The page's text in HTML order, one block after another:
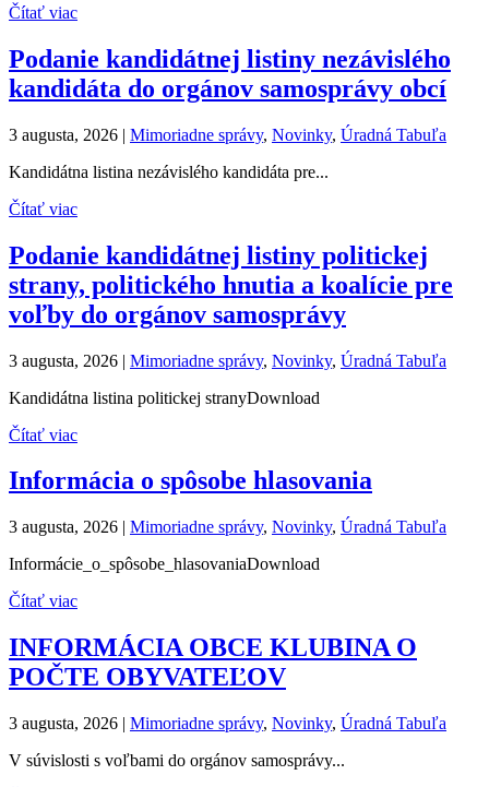
Čítať viac
Podanie kandidátnej listiny nezávislého
kandidáta do orgánov samosprávy obcí
3 augusta, 2026 | Mimoriadne správy, Novinky, Úradná Tabuľa
Kandidátna listina nezávislého kandidáta pre...
Čítať viac
Podanie kandidátnej listiny politickej
strany, politického hnutia a koalície pre
voľby do orgánov samosprávy
3 augusta, 2026 | Mimoriadne správy, Novinky, Úradná Tabuľa
Kandidátna listina politickej stranyDownload
Čítať viac
Informácia o spôsobe hlasovania
3 augusta, 2026 | Mimoriadne správy, Novinky, Úradná Tabuľa
Informácie_o_spôsobe_hlasovaniaDownload
Čítať viac
INFORMÁCIA OBCE KLUBINA O
POČTE OBYVATEĽOV
3 augusta, 2026 | Mimoriadne správy, Novinky, Úradná Tabuľa
V súvislosti s voľbami do orgánov samosprávy...